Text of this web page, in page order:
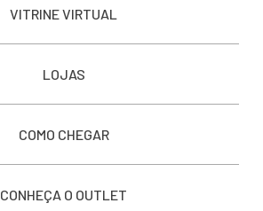
VITRINE VIRTUAL
LOJAS
COMO CHEGAR
CONHEÇA O OUTLET